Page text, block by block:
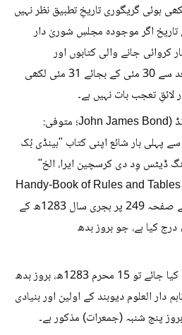
سے پہلے لکھی ہوئی گریگوری تاریخِ تطبیق نظر نہیں
اگر موجودہ مجلسِ شوریٰ دار
کروائی جانے والی کتابوں اور
دستاویزات میں 2016ء کے بعد سے 30 مئی کے بجائے 31 مئی لکھی
لائقِ تعجب بات نہیں ہے۔
انگریز وقائع نگار جان جیمز بانڈ (John James Bond؛ متوفی:
میں لندن سے پہلی بار شائع اپنی کتاب "ہینڈی بُک
ڈیٹس وِد دی کرسچین ایرا، الخ"
(Handy-Book of Rules and
the Christian Era, etc.) کے صفحہ 249 پر ہجری سال 1283ھ کے
کے مقابل 16 مئی 1866ء درج کیا ہے، جو بروز بدھ
اُس جدول کی بنیاد پر حساب کیا جائے تو 15 محرم 1283ھ، بروز بدھ
ہے۔ تاہم دار العلوم دیوبند کے اولین اور بنیادی